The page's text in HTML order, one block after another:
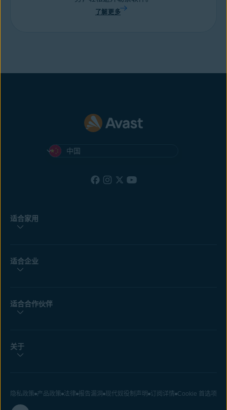
了解更多
中国
适合家用
适合企业
适合合作伙伴
关于
隐私政策 产品政策 法律 报告漏洞 现代奴役制声明 订阅详情 Cookie 首选项